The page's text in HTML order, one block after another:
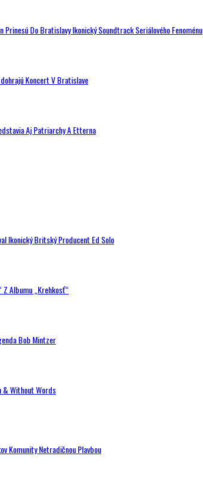
Do Bratislavy Ikonický Soundtrack Seriálového Fenoménu
Koncert V Bratislave
Aj Patriarchy A Etterna
Ikonický Britský Producent Ed Solo
Z Albumu „Krehkosť“
Bob Mintzer
& Without Words
Komunity Netradičnou Plavbou